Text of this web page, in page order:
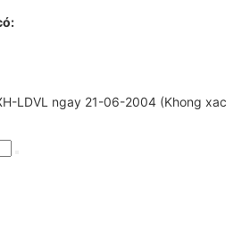
LDVL ngay 21-06-2004 (Khong xac